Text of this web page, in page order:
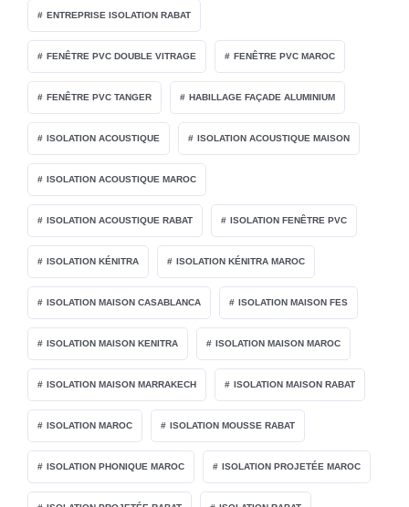
ENTREPRISE ISOLATION RABAT
FENÊTRE PVC DOUBLE VITRAGE FENÊTRE PVC MAROC
FENÊTRE PVC TANGER HABILLAGE FAÇADE ALUMINIUM
ISOLATION ACOUSTIQUE ISOLATION ACOUSTIQUE MAISON
ISOLATION ACOUSTIQUE MAROC
ISOLATION ACOUSTIQUE RABAT ISOLATION FENÊTRE PVC
ISOLATION KÉNITRA ISOLATION KÉNITRA MAROC
ISOLATION MAISON CASABLANCA ISOLATION MAISON FES
ISOLATION MAISON KENITRA ISOLATION MAISON MAROC
ISOLATION MAISON MARRAKECH ISOLATION MAISON RABAT
ISOLATION MAROC ISOLATION MOUSSE RABAT
ISOLATION PHONIQUE MAROC ISOLATION PROJETÉE MAROC